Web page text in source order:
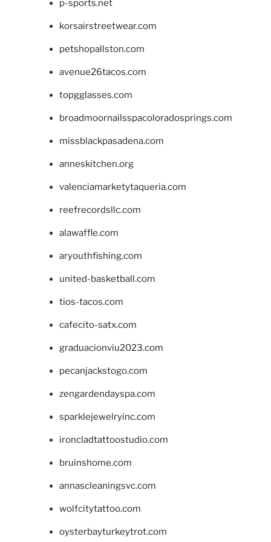
p-sports.net
korsairstreetwear.com
petshopallston.com
avenue26tacos.com
topgglasses.com
broadmoornailsspacoloradosprings.com
missblackpasadena.com
anneskitchen.org
valenciamarketytaqueria.com
reefrecordsllc.com
alawaffle.com
aryouthfishing.com
united-basketball.com
tios-tacos.com
cafecito-satx.com
graduacionviu2023.com
pecanjackstogo.com
zengardendayspa.com
sparklejewelryinc.com
ironcladtattoostudio.com
bruinshome.com
annascleaningsvc.com
wolfcitytattoo.com
oysterbayturkeytrot.com